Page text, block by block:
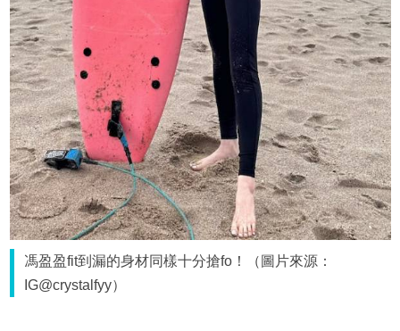
馮盈盈fit到漏的身材同樣十分搶fo！（圖片來源：
IG@crystalfyy）